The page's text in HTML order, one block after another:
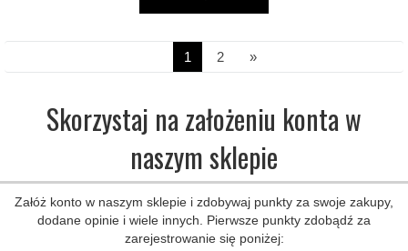
1 2 »
Skorzystaj na założeniu konta w
naszym sklepie
Załóż konto w naszym sklepie i zdobywaj punkty za swoje zakupy,
dodane opinie i wiele innych. Pierwsze punkty zdobądź za
zarejestrowanie się poniżej: